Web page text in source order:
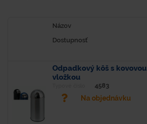
Názov
Dostupnosť
Odpadkový kôš s kovovou
vložkou
4583
Na objednávku